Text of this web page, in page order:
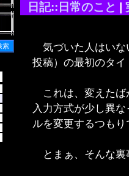
日記::日常のこと
気づいた人はいな
投稿）の最初のタ
これは、変えたば
入力方式が少し異
ルを変更するつも
とまぁ、そんな裏